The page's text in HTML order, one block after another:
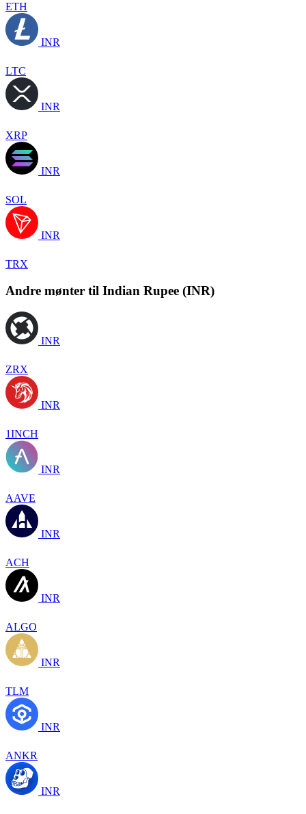
ETH
INR
LTC
INR
XRP
INR
SOL
INR
TRX
Andre mønter til Indian Rupee (INR)
INR
ZRX
INR
1INCH
INR
AAVE
INR
ACH
INR
ALGO
INR
TLM
INR
ANKR
INR